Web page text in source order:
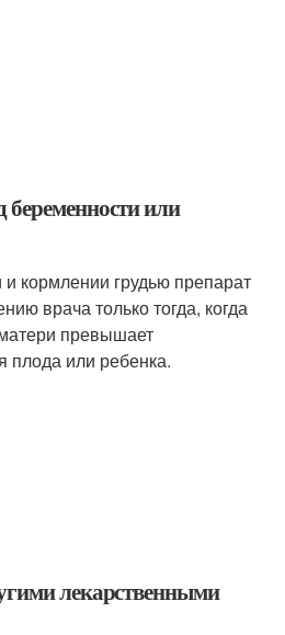
или
кормлении грудью препарат
врача только тогда, когда
превышает
плода или ребенка.
лекарственными